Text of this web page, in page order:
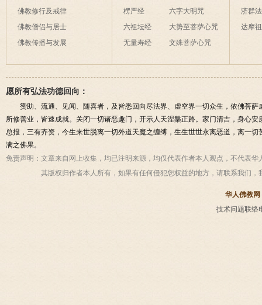
佛教修行及戒律
佛教僧侣与居士
佛教传播与发展
楞严经
六祖坛经
无量寿经
六字大明咒
大势至菩萨心咒
文殊菩萨心咒
济群
达摩
愿所有弘法功德回向：
赞助、流通、见闻、随喜者，及皆悉回向尽法界、虚空界一切众生，依佛菩
所修善业，皆速成就。关闭一切诸恶趣门，开示人天涅槃正路。家门清吉，身心
总报，三有齐资，今生来世脱离一切外道天魔之缠缚，生生世世永离恶道，离一
满之佛果。
免责声明： 文章来自网上收集，均已注明来源，均仅代表作者本人观点，不代表
其版权归作者本人所有，如果有任何侵犯您权益的地方，请联系我们，
华人佛教网
技术问题联络